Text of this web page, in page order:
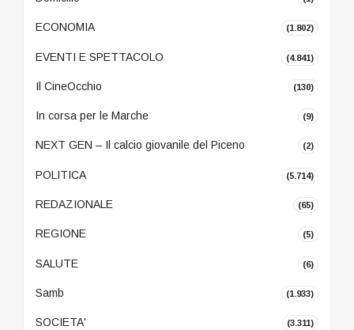
ECONOMIA (1.802)
EVENTI E SPETTACOLO (4.841)
Il CineOcchio (130)
In corsa per le Marche (9)
NEXT GEN – Il calcio giovanile del Piceno (2)
POLITICA (5.714)
REDAZIONALE (65)
REGIONE (5)
SALUTE (6)
Samb (1.933)
SOCIETA' (3.311)